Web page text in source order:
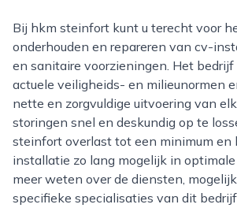
Bij hkm steinfort kunt u terecht voor het aanleggen,
onderhouden en repareren van cv-
en sanitaire voorzieningen. Het
actuele veiligheids- en milieunormen
nette en zorgvuldige uitvoering van
storingen snel en deskundig op te
steinfort overlast tot een minimum en
installatie zo lang mogelijk in
meer weten over de diensten,
specifieke specialisaties van dit